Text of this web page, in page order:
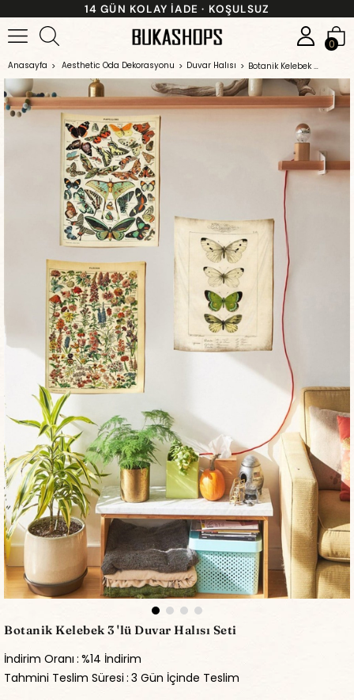
14 GÜN KOLAY İADE · KOŞULSUZ
0
Anasayfa Aesthetic Oda Dekorasyonu Duvar Halısı Botanik Kelebek 3 'lü Duvar Halısı Seti
Botanik Kelebek 3 'lü Duvar Halısı Seti
İndirim Oranı : %14 İndirim
Tahmini Teslim Süresi : 3 Gün İçinde Teslim